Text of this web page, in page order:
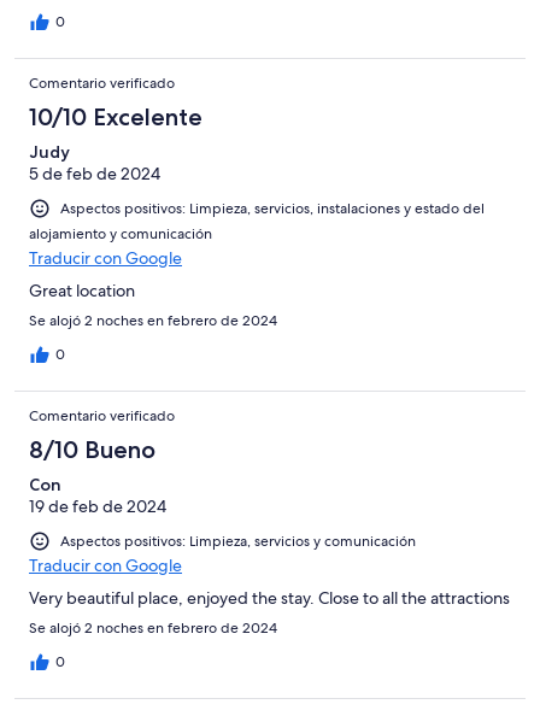
0
Comentario verificado
10/10 Excelente
Judy
5 de feb de 2024
Aspectos positivos: Limpieza, servicios, instalaciones y estado del
alojamiento y comunicación
Traducir con Google
Great location
Se alojó 2 noches en febrero de 2024
0
Comentario verificado
8/10 Bueno
Con
19 de feb de 2024
Aspectos positivos: Limpieza, servicios y comunicación
Traducir con Google
Very beautiful place, enjoyed the stay. Close to all the attractions
Se alojó 2 noches en febrero de 2024
0